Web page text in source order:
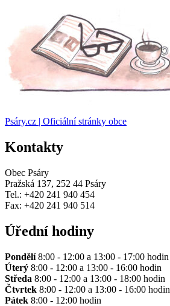
Psáry.cz | Oficiální stránky obce
Kontakty
Obec Psáry
Pražská 137, 252 44 Psáry
Tel.: +420 241 940 454
Fax: +420 241 940 514
Úřední hodiny
Pondělí8:00 - 12:00 a 13:00 - 17:00 hodin
Úterý 8:00 - 12:00 a 13:00 - 16:00 hodin
Středa 8:00 - 12:00 a 13:00 - 18:00 hodin
Čtvrtek 8:00 - 12:00 a 13:00 - 16:00 hodin
Pátek 8:00 - 12:00 hodin